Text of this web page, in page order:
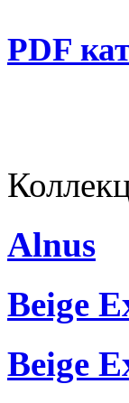
PDF
Alnus
Beige
Beige